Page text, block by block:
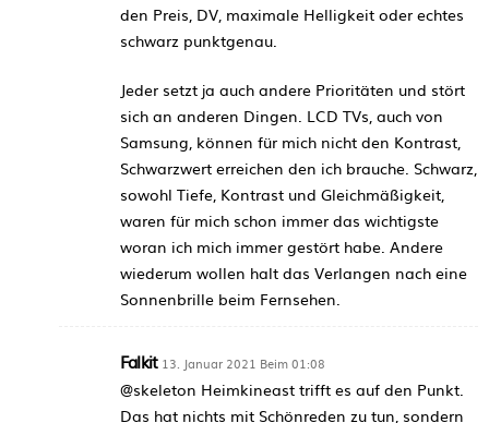
den Preis, DV, maximale Helligkeit oder echtes
schwarz punktgenau.
Jeder setzt ja auch andere Prioritäten und stört
sich an anderen Dingen. LCD TVs, auch von
Samsung, können für mich nicht den Kontrast,
Schwarzwert erreichen den ich brauche. Schwarz,
sowohl Tiefe, Kontrast und Gleichmäßigkeit,
waren für mich schon immer das wichtigste
woran ich mich immer gestört habe. Andere
wiederum wollen halt das Verlangen nach eine
Sonnenbrille beim Fernsehen.
Falkit 13. Januar 2021 Beim 01:08
@skeleton Heimkineast trifft es auf den Punkt.
Das hat nichts mit Schönreden zu tun, sondern